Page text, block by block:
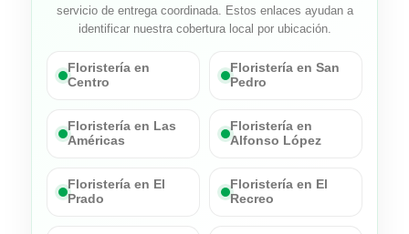
servicio de entrega coordinada. Estos enlaces ayudan a
identificar nuestra cobertura local por ubicación.
Floristería en
Centro
Floristería en San
Pedro
Floristería en Las
Américas
Floristería en
Alfonso López
Floristería en El
Prado
Floristería en El
Recreo